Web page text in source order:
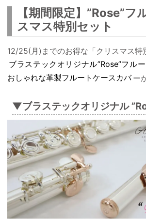
【期間限定】”Rose”フ
スマス特別セット
12/25(月)までのお得な「クリスマス特
ブラステックオリジナル”Rose”フルー
おしゃれな革製フルートケースカバ ー
▼ブラステックオリジナル